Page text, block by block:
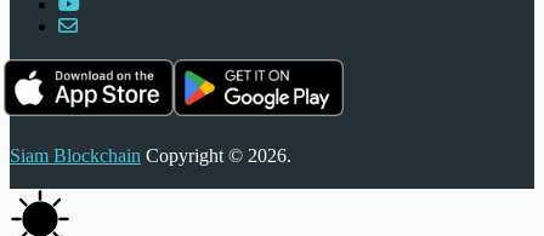
Siam Blockchain Copyright © 2026.